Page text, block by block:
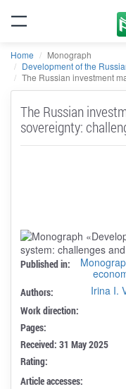
Home
Monograph
Development of the
The Russian investment
The Russian
sovereignty:
Published in:
Authors: Irina I.
Work direction:
Pages:
Received: 31 May 2025
Rating:
Article accesses: